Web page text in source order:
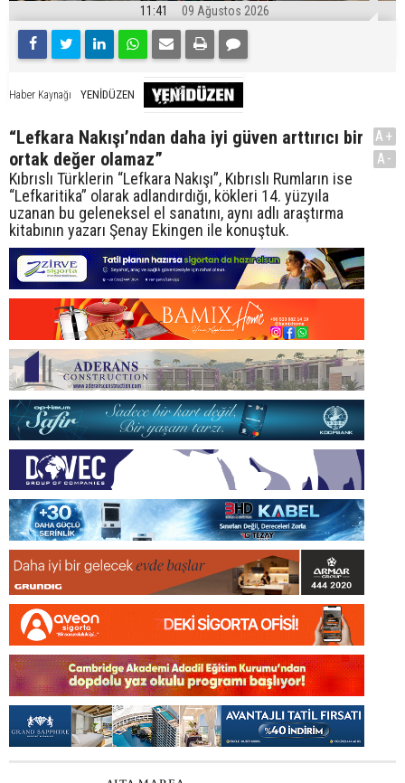
11:41 09 Ağustos 2026
Haber Kaynağı YENİDÜZEN
“Lefkara Nakışı’ndan daha iyi güven arttırıcı bir
ortak değer olamaz”
Kıbrıslı Türklerin “Lefkara Nakışı”, Kıbrıslı Rumların ise
“Lefkaritika” olarak adlandırdığı, kökleri 14. yüzyıla
uzanan bu geleneksel el sanatını, aynı adlı araştırma
kitabının yazarı Şenay Ekingen ile konuştuk.
A+
A-